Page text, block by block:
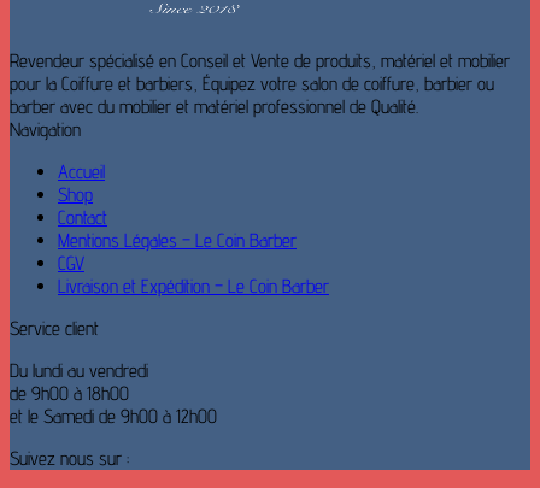
Revendeur spécialisé en Conseil et Vente de produits, matériel et mobilier
pour la Coiffure et barbiers, Équipez votre salon de coiffure, barbier ou
barber avec du mobilier et matériel professionnel de Qualité.
Navigation
Accueil
Shop
Contact
Mentions Légales – Le Coin Barber
CGV
Livraison et Expédition – Le Coin Barber
Service client
Du lundi au vendredi
de 9h00 à 18h00
et le Samedi de 9h00 à 12h00
Suivez nous sur :